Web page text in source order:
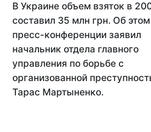
В Украине объем взяток в
составил 35 млн грн. Об
пресс-конференции заявил
начальник отдела главного
управления по борьбе с
организованной
Тарас Мартыненко.